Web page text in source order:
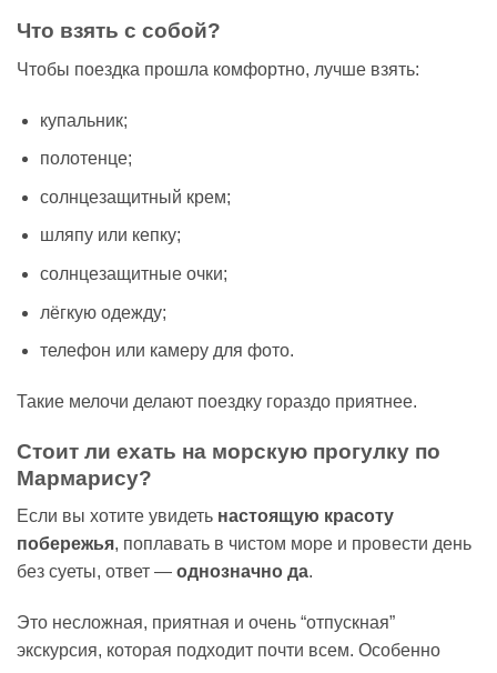
Что взять с собой?
Чтобы поездка прошла комфортно, лучше взять:
купальник;
полотенце;
солнцезащитный крем;
шляпу или кепку;
солнцезащитные очки;
лёгкую одежду;
телефон или камеру для фото.
Такие мелочи делают поездку гораздо приятнее.
Стоит ли ехать на морскую прогулку по
Мармарису?
Если вы хотите увидеть настоящую красоту
побережья, поплавать в чистом море и провести день
без суеты, ответ — однозначно да.
Это несложная, приятная и очень “отпускная”
экскурсия, которая подходит почти всем. Особенно